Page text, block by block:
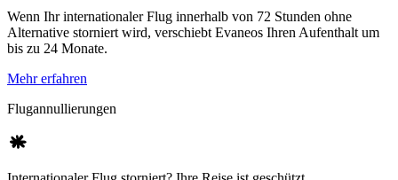
Wenn Ihr internationaler Flug innerhalb von 72 Stunden ohne
Alternative storniert wird, verschiebt Evaneos Ihren Aufenthalt um
bis zu 24 Monate.
Mehr erfahren
Flugannullierungen